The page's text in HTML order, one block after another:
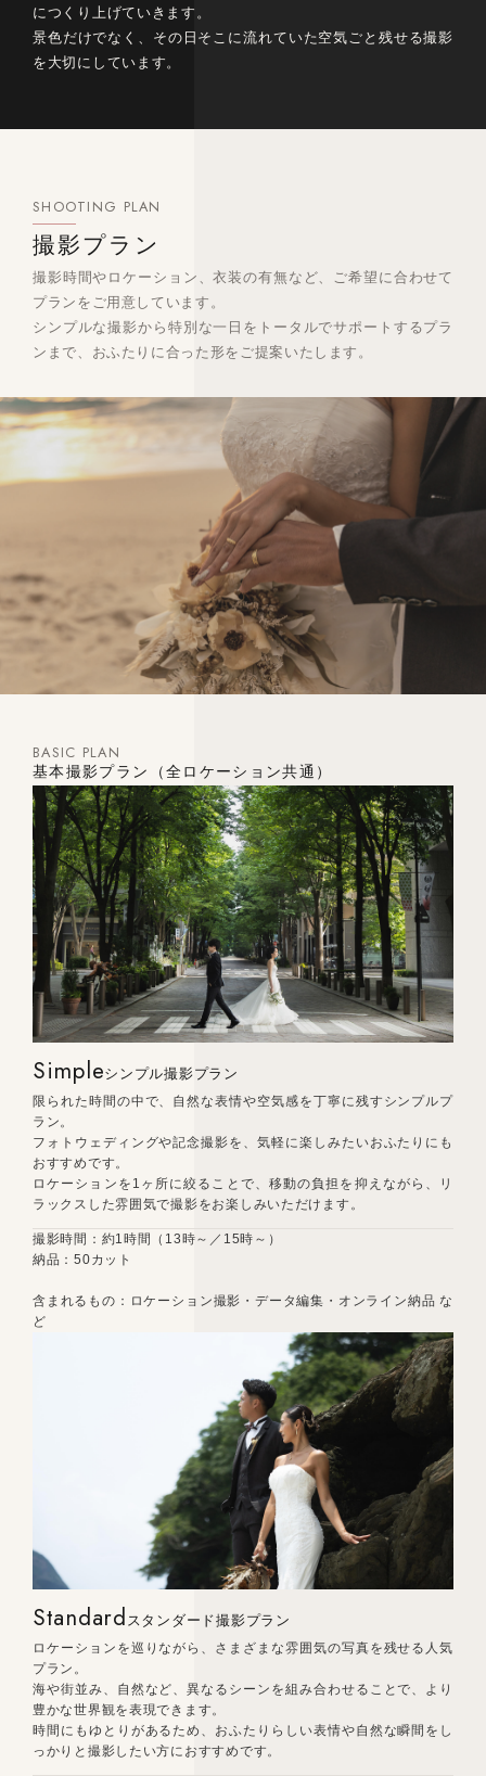
につくり上げていきます。
景色だけでなく、その日そこに流れていた空気ごと残せる撮影
を大切にしています。
SHOOTING PLAN
撮影プラン
撮影時間やロケーション、衣装の有無など、ご希望に合わせて
プランをご用意しています。
シンプルな撮影から特別な一日をトータルでサポートするプラ
ンまで、おふたりに合った形をご提案いたします。
BASIC PLAN
基本撮影プラン（全ロケーション共通）
Simpleシンプル撮影プラン
限られた時間の中で、自然な表情や空気感を丁寧に残すシンプルプ
ラン。
フォトウェディングや記念撮影を、気軽に楽しみたいおふたりにも
おすすめです。
ロケーションを1ヶ所に絞ることで、移動の負担を抑えながら、リ
ラックスした雰囲気で撮影をお楽しみいただけます。
撮影時間：約1時間（13時～／15時～）
納品：50カット
含まれるもの：ロケーション撮影・データ編集・オンライン納品 な
ど
Standard スタンダード撮影プラン
ロケーションを巡りながら、さまざまな雰囲気の写真を残せる人気
プラン。
海や街並み、自然など、異なるシーンを組み合わせることで、より
豊かな世界観を表現できます。
時間にもゆとりがあるため、おふたりらしい表情や自然な瞬間をし
っかりと撮影したい方におすすめです。